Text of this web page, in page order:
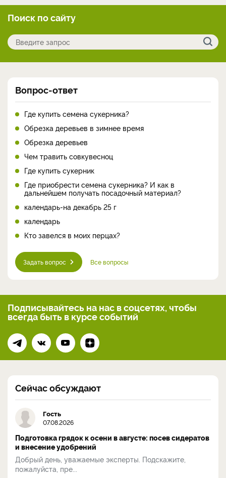
Поиск по сайту
Вопрос-ответ
Где купить семена сукерника?
Обрезка деревьев в зимнее время
Обрезка деревьев
Чем травить совкувесноц
Где купить сукерник
Где приобрести семена сукерника? И как в
дальнейшем получать посадочный материал?
календарь-на декабрь 25 г
календарь
Кто завелся в моих перцах?
Задать вопрос Все вопросы
Подписывайтесь на нас в соцсетях, чтобы
всегдабыть в курсе событий
Сейчас обсуждают
Гость
07.08.2026
Подготовка грядок к осени в августе: посев сидератов
и внесение удобрений
Добрый день, уважаемые эксперты. Подскажите,
пожалуйста, пре...